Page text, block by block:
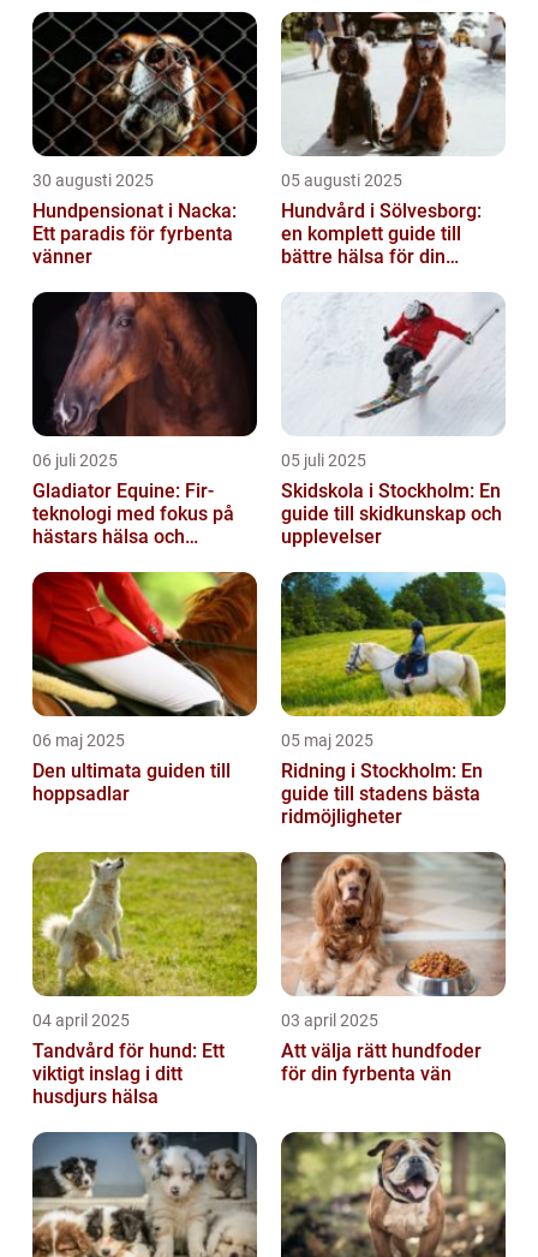
30 augusti 2025
Hundpensionat i Nacka:
Ett paradis för fyrbenta
vänner
05 augusti 2025
Hundvård i Sölvesborg:
en komplett guide till
bättre hälsa för din
06 juli 2025
Gladiator Equine: Fir-
teknologi med fokus på
hästars hälsa och
05 juli 2025
Skidskola i Stockholm: En
guide till skidkunskap och
upplevelser
06 maj 2025
Den ultimata guiden till
hoppsadlar
05 maj 2025
Ridning i Stockholm: En
guide till stadens bästa
ridmöjligheter
04 april 2025
Tandvård för hund: Ett
viktigt inslag i ditt
husdjurs hälsa
03 april 2025
Att välja rätt hundfoder
för din fyrbenta vän